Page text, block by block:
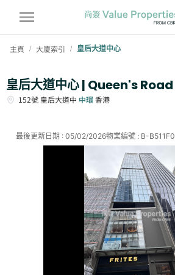
主頁 / 大廈索引 / 皇后大道中心
皇后大道中心 | Queen's
152號 皇后大道中 中環香港
物業編號 : B-
最後更新日期 : 05/02/2026